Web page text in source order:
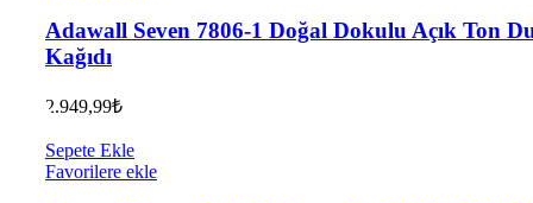
Adawall Seven 7806-1 Doğal Dokulu Açık Ton
Kağıdı
2.949,99₺
Sepete Ekle
Favorilere ekle